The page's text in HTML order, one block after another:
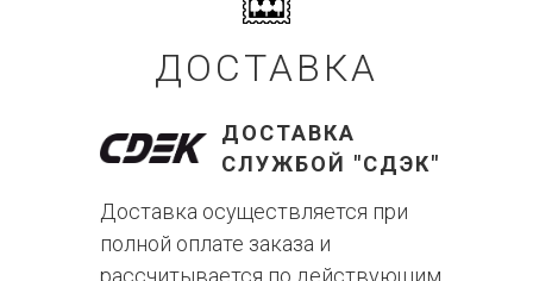
ДОСТАВКА
Доставка осуществляется при
полной оплате заказа и
рассчитывается по действующим
ДОСТАВКА
СЛУЖБОЙ "СДЭК"